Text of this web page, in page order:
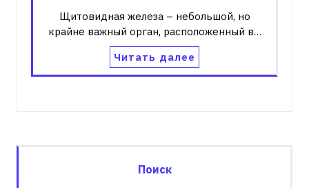
Щитовидная железа – небольшой, но
крайне важный орган, расположенный в…
Читать далее
Поиск